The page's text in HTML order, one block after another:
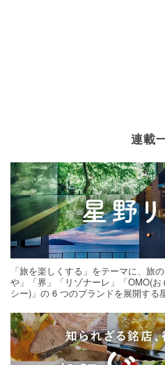
連載
「旅を楽しくする」をテーマに、旅
や」「界」「リゾナーレ」「OMO(
シー)」の 6 つのブランドを展開する